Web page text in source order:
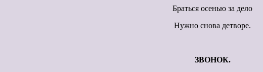
Браться осенью за дело
Нужно снова детворе.
ЗВОНОК.